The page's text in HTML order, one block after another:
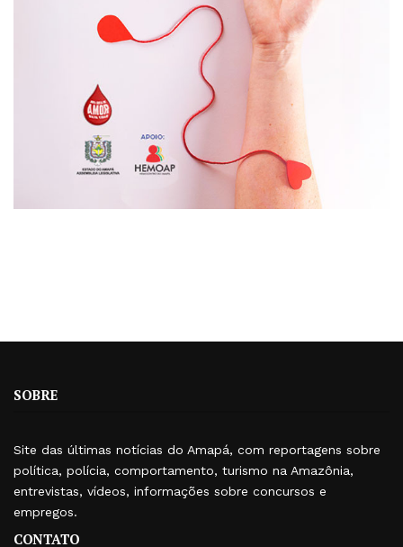
SOBRE
Site das últimas notícias do Amapá, com reportagens sobre
política, polícia, comportamento, turismo na Amazônia,
entrevistas, vídeos, informações sobre concursos e
empregos.
CONTATO